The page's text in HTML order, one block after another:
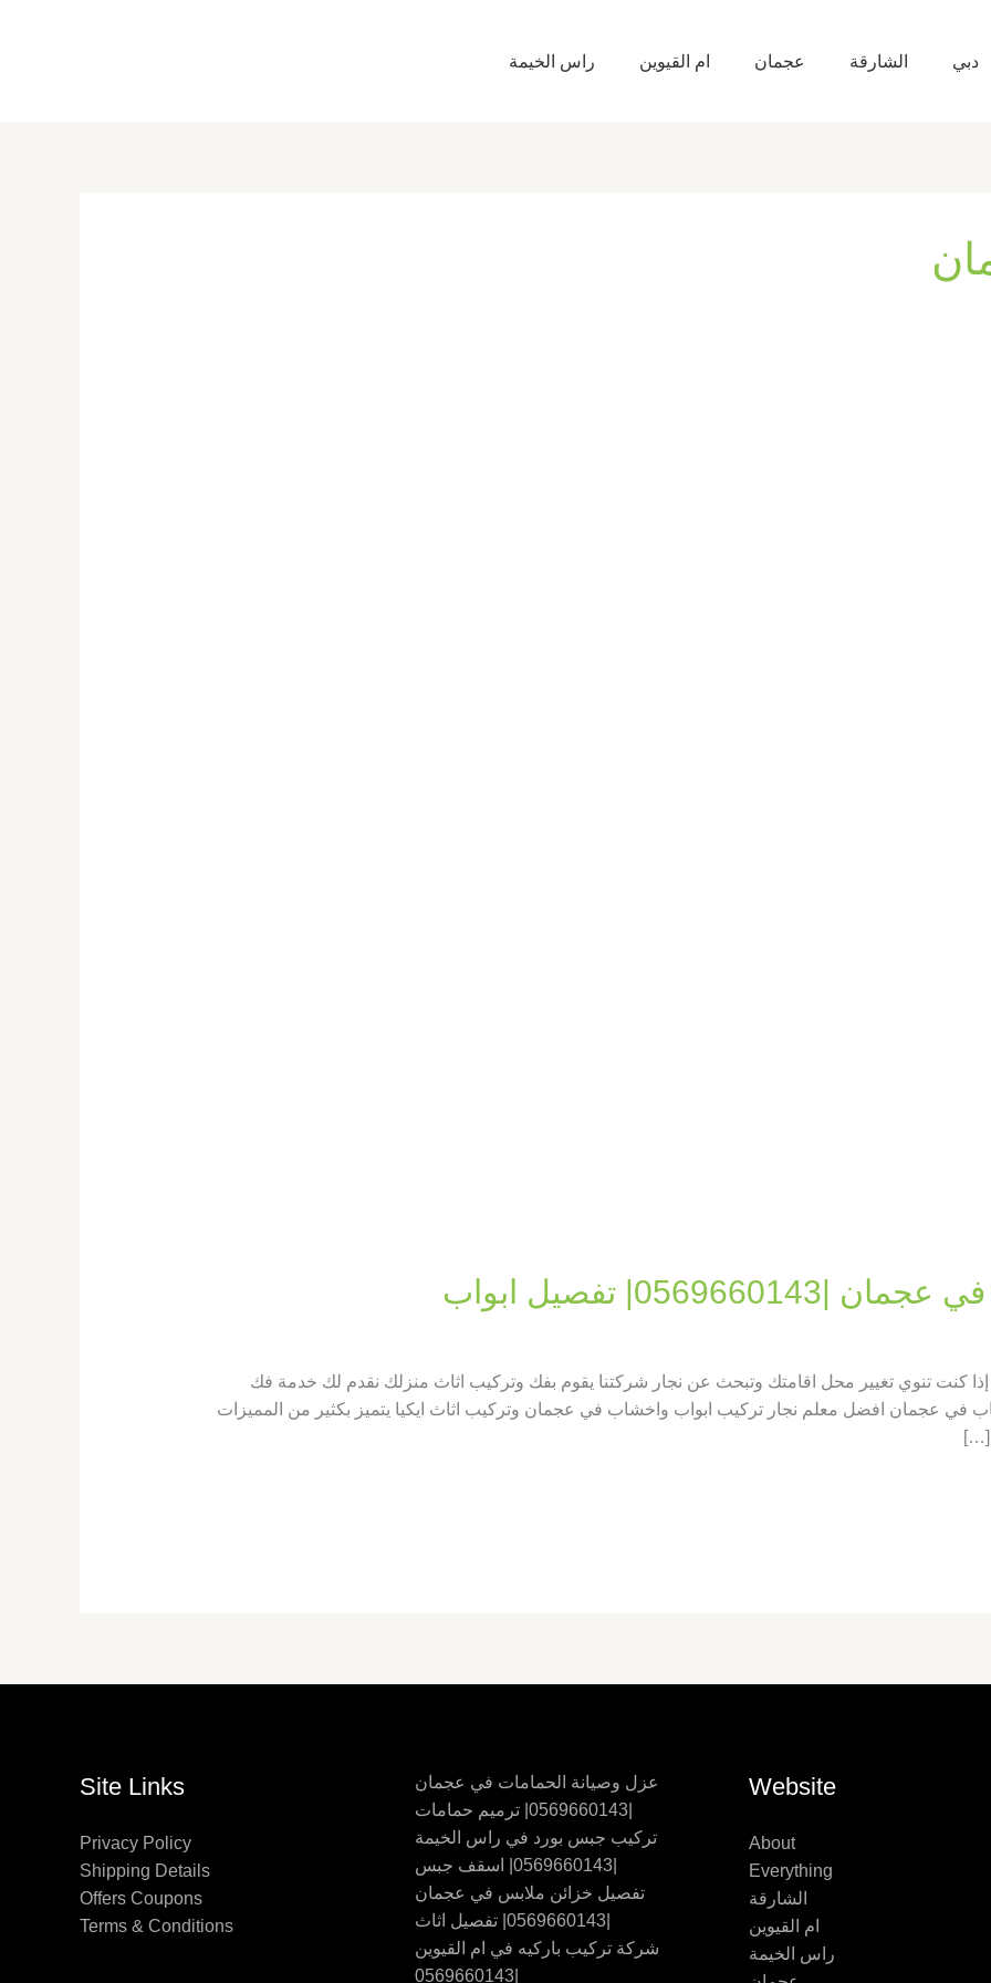
دبي الشارقة عجمان ام القيوين راس الخيمة
تفصيل ابواب
كنت تنوي تغيير محل اقامتك وتبحث عن نجار شركتنا يقوم بفك وتركيب اثاث منزلك نقدم لك خدمة فك
في عجمان افضل معلم نجار تركيب ابواب واخشاب في عجمان وتركيب اثاث ايكيا يتميز بكثير من المميزات
[…]
Website
About
Everything
الشارقة
ام القيوين
راس الخيمة
عزل وصيانة الحمامات في عجمان
|0569660143| ترميم حمامات
تركيب جبس بورد في راس الخيمة
|0569660143| اسقف جبس
تفصيل خزائن ملابس في عجمان
|0569660143| تفصيل اثاث
شركة تركيب باركيه في ام القيوين
|0569660143
Site Links
Privacy Policy
Shipping Details
Offers Coupons
Terms & Conditions